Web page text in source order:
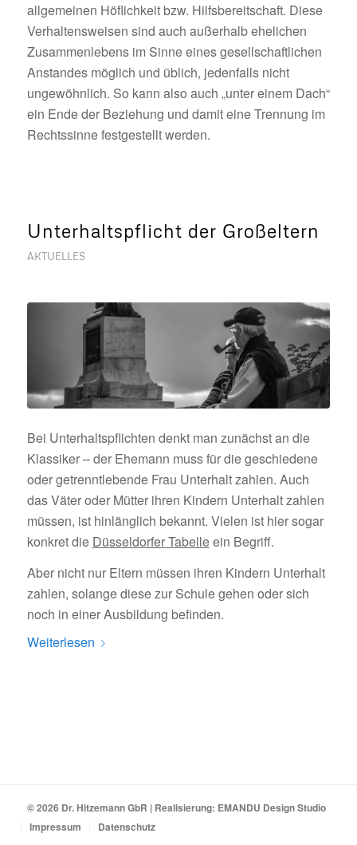
allgemeinen Höflichkeit bzw. Hilfsbereitschaft. Diese
Verhaltensweisen sind auch außerhalb ehelichen
Zusammenlebens im Sinne eines gesellschaftlichen
Anstandes möglich und üblich, jedenfalls nicht
ungewöhnlich. So kann also auch „unter einem Dach“
ein Ende der Beziehung und damit eine Trennung im
Rechtssinne festgestellt werden.
Unterhaltspflicht der Großeltern
AKTUELLES
Bei Unterhaltspflichten denkt man zunächst an die
Klassiker – der Ehemann muss für die geschiedene
oder getrenntlebende Frau Unterhalt zahlen. Auch
das Väter oder Mütter ihren Kindern Unterhalt zahlen
müssen, ist hinlänglich bekannt. Vielen ist hier sogar
konkret die Düsseldorfer Tabelleein Begriff.
Aber nicht nur Eltern müssen ihren Kindern Unterhalt
zahlen, solange diese zur Schule gehen oder sich
noch in einer Ausbildung befinden.
Weiterlesen
© 2026 Dr. Hitzemann GbR | Realisierung: EMANDU Design Studio
Impressum
Datenschutz